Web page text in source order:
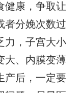
健康，争取让
者分娩次数过
力，子宫大小
大、内膜变薄
产后，一定要